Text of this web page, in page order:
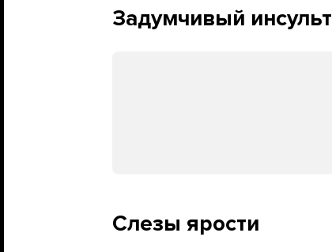
Задумчивый инсульт
Слезы ярости